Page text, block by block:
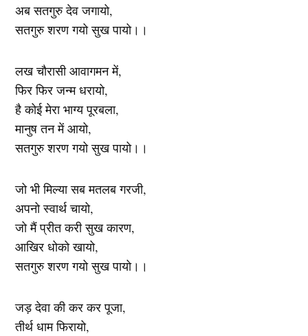
अब सतगुरु देव जगायो,
सतगुरु शरण गयो सुख पायो।।
लख चौरासी आवागमन में,
फिर फिर जन्म धरायो,
है कोई मेरा भाग्य पूरबला,
मानुष तन में आयो,
सतगुरु शरण गयो सुख पायो।।
जो भी मिल्या सब मतलब गरजी,
अपनो स्वार्थ चायो,
जो मैं प्रीत करी सुख कारण,
आखिर धोको खायो,
सतगुरु शरण गयो सुख पायो।।
जड़ देवा की कर कर पूजा,
तीर्थ धाम फिरायो,